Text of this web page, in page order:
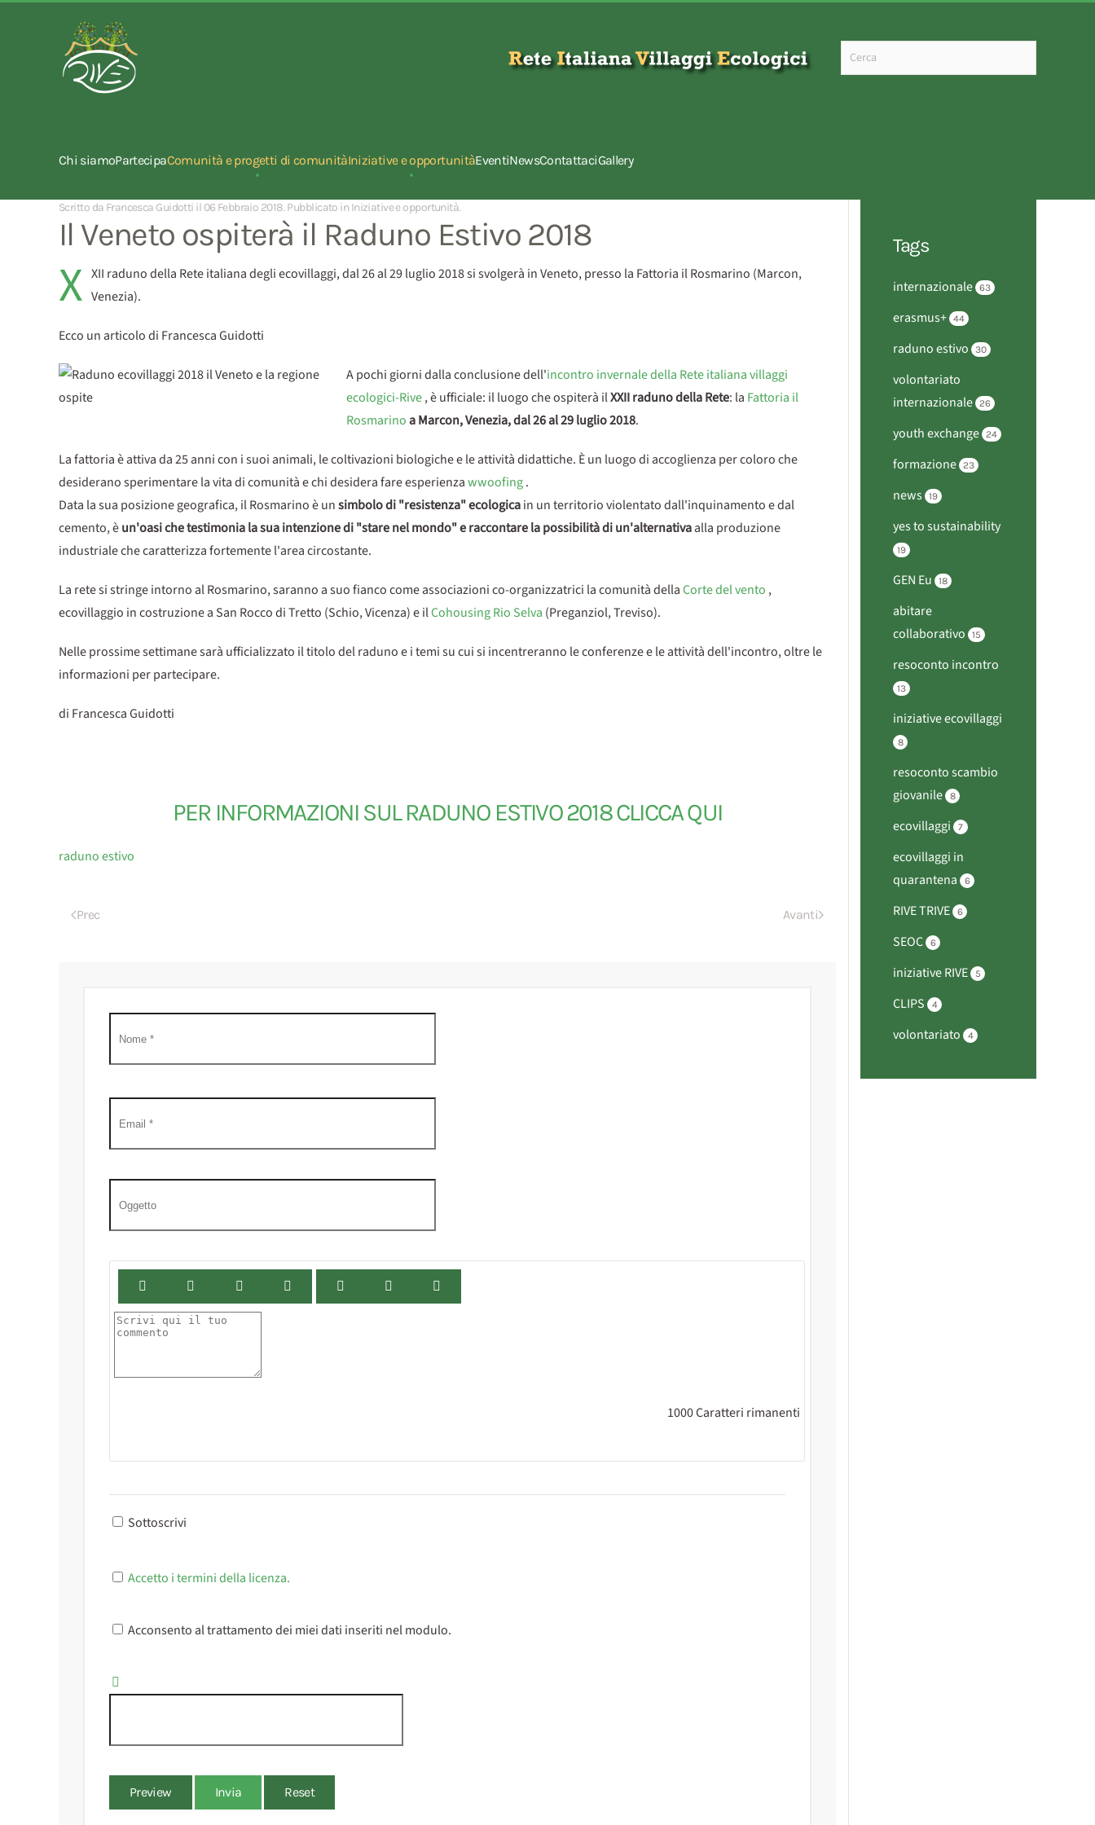
Chi siamoPartecipaComunità e progetti di comunitàIniziative e opportunitàEventiNewsContattaciGallery
Scritto da Francesca Guidotti il 06 Febbraio 2018. Pubblicato in Iniziative e opportunità.
Il Veneto ospiterà il Raduno Estivo 2018
X XII raduno della Rete italiana degli ecovillaggi, dal 26 al 29 luglio 2018 si svolgerà in Veneto, presso la Fattoria il Rosmarino (Marcon,
Venezia).
Ecco un articolo di Francesca Guidotti
A pochi giorni dalla conclusione dell'incontro invernale della Rete italiana villaggi
ecologici-Rive, è ufficiale: il luogo che ospiterà ilXXII raduno della Rete: la Fattoria il
Rosmarinoa Marcon, Venezia, dal 26 al 29 luglio 2018.
La fattoria è attiva da 25 anni con i suoi animali, le coltivazioni biologiche e le attività didattiche. È un luogo di accoglienza per coloro che
desiderano sperimentare la vita di comunità e chi desidera fare esperienzawwoofing.
Data la sua posizione geografica, il Rosmarino è unsimbolo di "resistenza" ecologicain un territorio violentato dall'inquinamento e dal
cemento, èun'oasi che testimonia la sua intenzione di "stare nel mondo" e raccontare la possibilità di un'alternativaalla produzione
industriale che caratterizza fortemente l'area circostante.
La rete si stringe intorno al Rosmarino, saranno a suo fianco come associazioni co-organizzatrici la comunità dellaCorte del vento ,
ecovillaggio in costruzione a San Rocco di Tretto (Schio, Vicenza) e ilCohousing Rio Selva (Preganziol, Treviso).
Nelle prossime settimane sarà ufficializzato il titolo del raduno e i temi su cui si incentreranno le conferenze e le attività dell'incontro, oltre le
informazioni per partecipare.
di Francesca Guidotti
PER INFORMAZIONI SUL RADUNO ESTIVO 2018 CLICCA QUI
raduno estivo
Prec Avanti
1000Caratteri rimanenti
Sottoscrivi
Accetto i termini della licenza.
Acconsento al trattamento dei miei dati inseriti nel modulo.
Preview Invia Reset
Tags
internazionale 63
erasmus+ 44
raduno estivo 30
volontariato
internazionale 26
youth exchange 24
formazione 23
news 19
yes to sustainability
19
GEN Eu 18
abitare
collaborativo
15
resoconto incontro
13
iniziative ecovillaggi
8
resoconto scambio
giovanile
8
ecovillaggi 7
ecovillaggi in
quarantena
6
RIVE TRIVE 6
SEOC 6
iniziative RIVE 5
CLIPS 4
volontariato 4